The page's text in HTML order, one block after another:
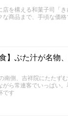
店を構える和菓子司「
な商品まで、手頃な価
食】ぶた汁が名物
南側、吉祥院にたたず
がら常連客でいっぱい
です